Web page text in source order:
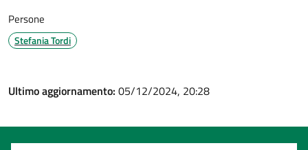
Persone
Stefania Tordi
Ultimo aggiornamento: 05/12/2024, 20:28